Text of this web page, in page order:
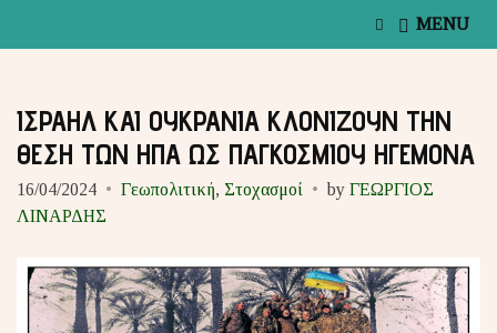
d
s
e
a
f
o
r
m
MENU
ΙΣΡΑΗΛ ΚΑΙ ΟΥΚΡΑΝΙΑ ΚΛΟΝΙΖΟΥΝ ΤΗΝ
ΘΕΣΗ ΤΩΝ ΗΠΑ ΩΣ ΠΑΓΚΟΣΜΙΟΥ ΗΓΕΜΟΝΑ
16/04/2024 Γεωπολιτική, Στοχασμοί by ΓΕΩΡΓΙΟΣ
ΛΙΝΑΡΔΗΣ